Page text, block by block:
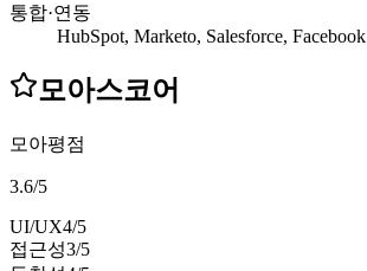
통합·연동
HubSpot, Marketo, Salesforce,
모아스코어
모아평점
3.6/5
UI/UX4/5
접근성3/5